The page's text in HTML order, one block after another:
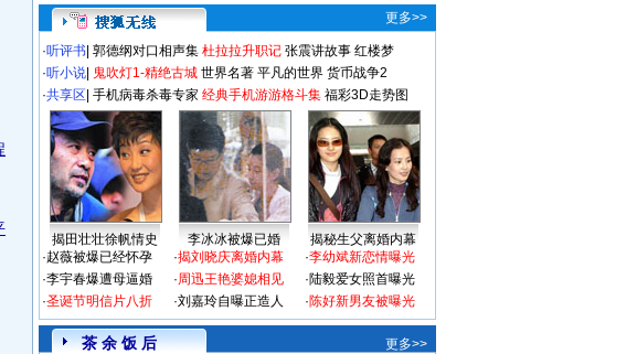
更多>>
·听评书 郭德纲对口相声集 杜拉拉升职记 张震讲故事 红楼梦
·听小说 鬼吹灯1-精绝古城 世界名著 平凡的世界 货币战争2
·共享区 手机病毒杀毒专家 经典手机游游格斗集 福彩3D走势图
揭田壮壮徐帆情史 李冰冰被爆已婚
揭秘生父离婚内幕
·赵薇被爆已经怀孕
·李宇春爆遭母逼婚
·圣诞节明信片八折
·揭刘晓庆离婚内幕
·周迅王艳婆媳相见
·刘嘉玲自曝正造人
·李幼斌新恋情曝光
·陆毅爱女照首曝光
·陈好新男友被曝光
茶 余 饭 后
更多>>